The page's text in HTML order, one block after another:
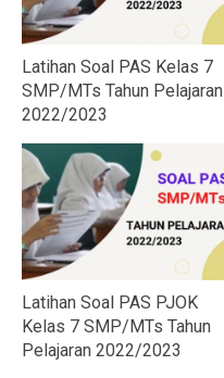
Latihan Soal PAS Kelas 7
SMP/MTs Tahun Pelajaran
2022/2023
Latihan Soal PAS PJOK
Kelas 7 SMP/MTs Tahun
Pelajaran 2022/2023